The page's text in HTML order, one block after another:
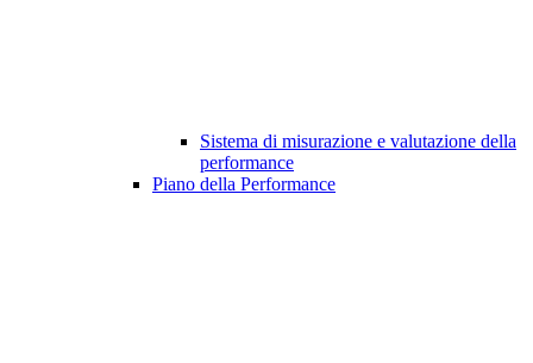
Sistema di misurazione e valutazione della
performance
Piano della Performance